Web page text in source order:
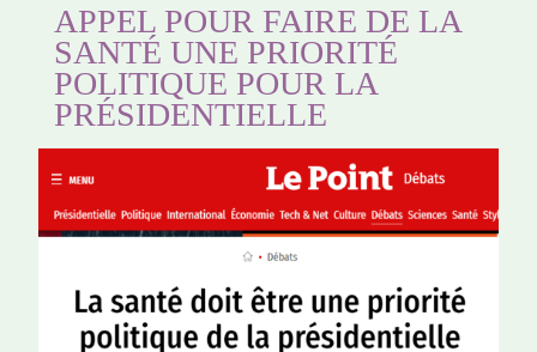
APPEL POUR FAIRE DE LA
SANTÉ UNE PRIORITÉ
POLITIQUE POUR LA
PRÉSIDENTIELLE